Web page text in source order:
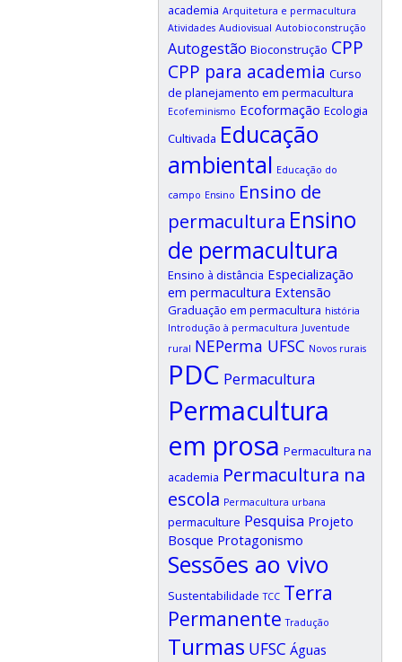
academia Arquitetura e permacultura
Atividades Audiovisual Autobioconstrução
Autogestão Bioconstrução CPP
CPP para academia Curso
de planejamento em permacultura
Ecofeminismo Ecoformação Ecologia
Cultivada Educação
ambiental Educação do
campo Ensino Ensino de
permacultura Ensino
de permacultura
Ensino à distância Especialização
em permacultura Extensão
Graduação em permacultura história
Introdução à permacultura Juventude
rural NEPerma UFSC Novos rurais
PDC Permacultura
Permacultura
em prosa Permacultura na
academia Permacultura na
escola Permacultura urbana
permaculture Pesquisa Projeto
Bosque Protagonismo
Sessões ao vivo
Sustentabilidade TCC Terra
Permanente Tradução
Turmas UFSC Águas